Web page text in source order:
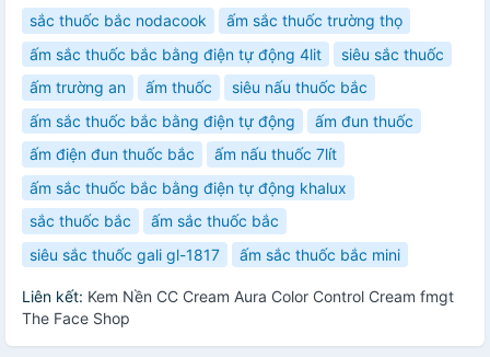
sắc thuốc bắc nodacook
ấm sắc thuốc trường thọ
ấm sắc thuốc bắc bằng điện tự động 4lit
siêu sắc thuốc
ấm trường an
ấm thuốc
siêu nấu thuốc bắc
ấm sắc thuốc bắc bằng điện tự động
ấm đun thuốc
ấm điện đun thuốc bắc
ấm nấu thuốc 7lít
ấm sắc thuốc bắc bằng điện tự động khalux
sắc thuốc bắc
ấm sắc thuốc bắc
siêu sắc thuốc gali gl-1817
ấm sắc thuốc bắc mini
Liên kết: Kem Nền CC Cream Aura Color Control Cream fmgt
The Face Shop